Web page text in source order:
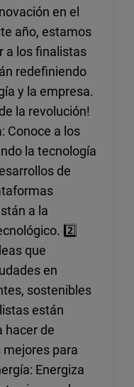
en el
año, estamos
a los finalistas
redefiniendo
y la empresa.
la revolución!
Conoce a los
la tecnología
de
a la
2️⃣
que
en
sostenibles
están
hacer de
para
Energiza